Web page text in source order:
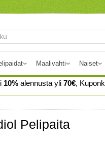
Maalivahti Naiset
10% alennusta yli 70€,
Pelipaita